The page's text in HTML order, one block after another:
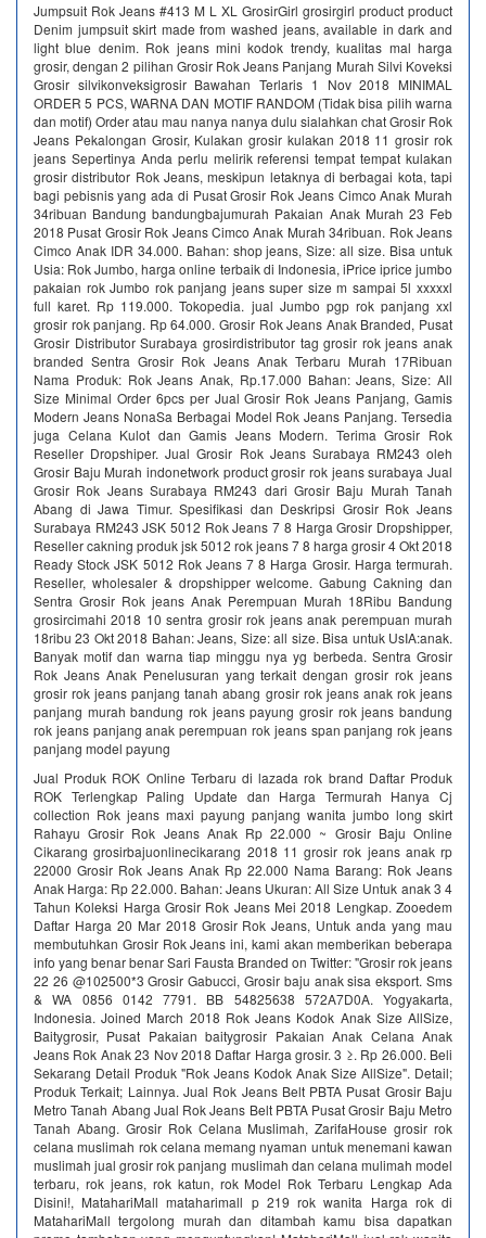
Jumpsuit Rok Jeans #413 M L XL GrosirGirl grosirgirl product product
Denim jumpsuit skirt made from washed jeans, available in dark and
light blue denim. Rok jeans mini kodok trendy, kualitas mal harga
grosir, dengan 2 pilihan Grosir Rok Jeans Panjang Murah Silvi Koveksi
Grosir silvikonveksigrosir Bawahan Terlaris 1 Nov 2018 MINIMAL
ORDER 5 PCS, WARNA DAN MOTIF RANDOM (Tidak bisa pilih warna
dan motif) Order atau mau nanya nanya dulu sialahkan chat Grosir Rok
Jeans Pekalongan Grosir, Kulakan grosir kulakan 2018 11 grosir rok
jeans Sepertinya Anda perlu melirik referensi tempat tempat kulakan
grosir distributor Rok Jeans, meskipun letaknya di berbagai kota, tapi
bagi pebisnis yang ada di Pusat Grosir Rok Jeans Cimco Anak Murah
34ribuan Bandung bandungbajumurah Pakaian Anak Murah 23 Feb
2018 Pusat Grosir Rok Jeans Cimco Anak Murah 34ribuan. Rok Jeans
Cimco Anak IDR 34.000. Bahan: shop jeans, Size: all size. Bisa untuk
Usia: Rok Jumbo, harga online terbaik di Indonesia, iPrice iprice jumbo
pakaian rok Jumbo rok panjang jeans super size m sampai 5l xxxxxl
full karet. Rp 119.000. Tokopedia. jual Jumbo pgp rok panjang xxl
grosir rok panjang. Rp 64.000. Grosir Rok Jeans Anak Branded, Pusat
Grosir Distributor Surabaya grosirdistributor tag grosir rok jeans anak
branded Sentra Grosir Rok Jeans Anak Terbaru Murah 17Ribuan
Nama Produk: Rok Jeans Anak, Rp.17.000 Bahan: Jeans, Size: All
Size Minimal Order 6pcs per Jual Grosir Rok Jeans Panjang, Gamis
Modern Jeans NonaSa Berbagai Model Rok Jeans Panjang. Tersedia
juga Celana Kulot dan Gamis Jeans Modern. Terima Grosir Rok
Reseller Dropshiper. Jual Grosir Rok Jeans Surabaya RM243 oleh
Grosir Baju Murah indonetwork product grosir rok jeans surabaya Jual
Grosir Rok Jeans Surabaya RM243 dari Grosir Baju Murah Tanah
Abang di Jawa Timur. Spesifikasi dan Deskripsi Grosir Rok Jeans
Surabaya RM243 JSK 5012 Rok Jeans 7 8 Harga Grosir Dropshipper,
Reseller cakning produk jsk 5012 rok jeans 7 8 harga grosir 4 Okt 2018
Ready Stock JSK 5012 Rok Jeans 7 8 Harga Grosir. Harga termurah.
Reseller, wholesaler & dropshipper welcome. Gabung Cakning dan
Sentra Grosir Rok jeans Anak Perempuan Murah 18Ribu Bandung
grosircimahi 2018 10 sentra grosir rok jeans anak perempuan murah
18ribu 23 Okt 2018 Bahan: Jeans, Size: all size. Bisa untuk UsIA:anak.
Banyak motif dan warna tiap minggu nya yg berbeda. Sentra Grosir
Rok Jeans Anak Penelusuran yang terkait dengan grosir rok jeans
grosir rok jeans panjang tanah abang grosir rok jeans anak rok jeans
panjang murah bandung rok jeans payung grosir rok jeans bandung
rok jeans panjang anak perempuan rok jeans span panjang rok jeans
panjang model payung
Jual Produk ROK Online Terbaru di lazada rok brand Daftar Produk
ROK Terlengkap Paling Update dan Harga Termurah Hanya Cj
collection Rok jeans maxi payung panjang wanita jumbo long skirt
Rahayu Grosir Rok Jeans Anak Rp 22.000 ~ Grosir Baju Online
Cikarang grosirbajuonlinecikarang 2018 11 grosir rok jeans anak rp
22000 Grosir Rok Jeans Anak Rp 22.000 Nama Barang: Rok Jeans
Anak Harga: Rp 22.000. Bahan: Jeans Ukuran: All Size Untuk anak 3 4
Tahun Koleksi Harga Grosir Rok Jeans Mei 2018 Lengkap. Zooedem
Daftar Harga 20 Mar 2018 Grosir Rok Jeans, Untuk anda yang mau
membutuhkan Grosir Rok Jeans ini, kami akan memberikan beberapa
info yang benar benar Sari Fausta Branded on Twitter: "Grosir rok jeans
22 26 @102500*3 Grosir Gabucci, Grosir baju anak sisa eksport. Sms
& WA 0856 0142 7791. BB 54825638 572A7D0A. Yogyakarta,
Indonesia. Joined March 2018 Rok Jeans Kodok Anak Size AllSize,
Baitygrosir, Pusat Pakaian baitygrosir Pakaian Anak Celana Anak
Jeans Rok Anak 23 Nov 2018 Daftar Harga grosir. 3 ≥. Rp 26.000. Beli
Sekarang Detail Produk "Rok Jeans Kodok Anak Size AllSize". Detail;
Produk Terkait; Lainnya. Jual Rok Jeans Belt PBTA Pusat Grosir Baju
Metro Tanah Abang Jual Rok Jeans Belt PBTA Pusat Grosir Baju Metro
Tanah Abang. Grosir Rok Celana Muslimah, ZarifaHouse grosir rok
celana muslimah rok celana memang nyaman untuk menemani kawan
muslimah jual grosir rok panjang muslimah dan celana mulimah model
terbaru, rok jeans, rok katun, rok Model Rok Terbaru Lengkap Ada
Disini!, MatahariMall mataharimall p 219 rok wanita Harga rok di
MatahariMall tergolong murah dan ditambah kamu bisa dapatkan